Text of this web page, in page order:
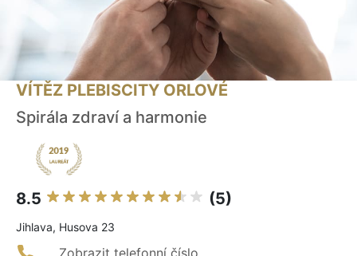
VÍTĚZ PLEBISCITY ORLOVÉ
Spirála zdraví a harmonie
8.5 (5)
Jihlava, Husova 23